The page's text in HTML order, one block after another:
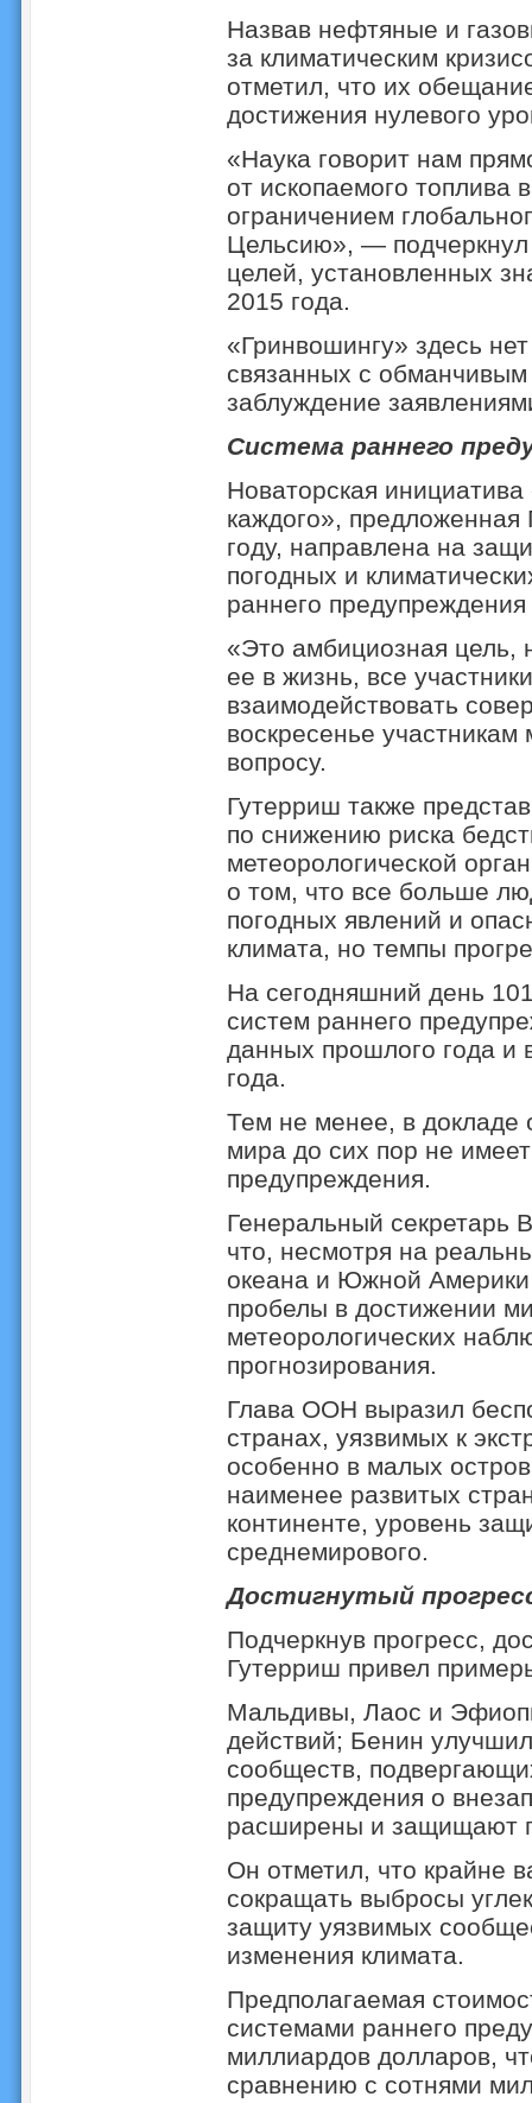
Назвав нефтяные и
за климатическим
отметил, что их
достижения нулевого
«Наука говорит нам
от ископаемого топлива
ограничением
Цельсию», —
целей, установленных
2015 года.
«Гринвошингу» здесь
связанных с
заблуждение
Система раннего
Новаторская
каждого»,
году, направлена на
погодных и
раннего
«Это амбициозная цель,
ее в жизнь, все
взаимодействовать
воскресенье
вопросу.
Гутерриш также
по снижению риска
метеорологической
о том, что все больше
погодных явлений и
климата, но темпы
На сегодняшний день
систем раннего
данных прошлого года и
года.
Тем не менее, в докладе
мира до сих пор не
предупреждения.
Генеральный секретарь
что, несмотря на
океана и Южной
пробелы в достижении
метеорологических
прогнозирования.
Глава ООН выразил
странах, уязвимых к
особенно в малых
наименее развитых
континенте, уровень
среднемирового.
Достигнутый
Подчеркнув прогресс,
Гутерриш привел
Мальдивы, Лаос и
действий; Бенин
сообществ,
предупреждения о
расширены и защищают
Он отметил, что крайне
сокращать выбросы
защиту уязвимых
изменения климата.
Предполагаемая
системами раннего
миллиардов долларов,
сравнению с сотнями